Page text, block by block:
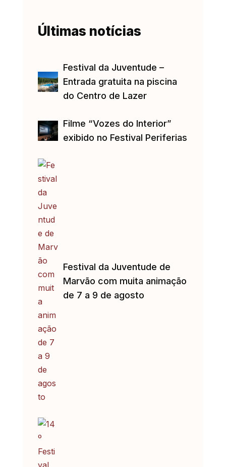
Últimas notícias
Festival da Juventude –
Entrada gratuita na piscina
do Centro de Lazer
Filme “Vozes do Interior”
exibido no Festival Periferias
Festival da Juventude de
Marvão com muita animação
de 7 a 9 de agosto